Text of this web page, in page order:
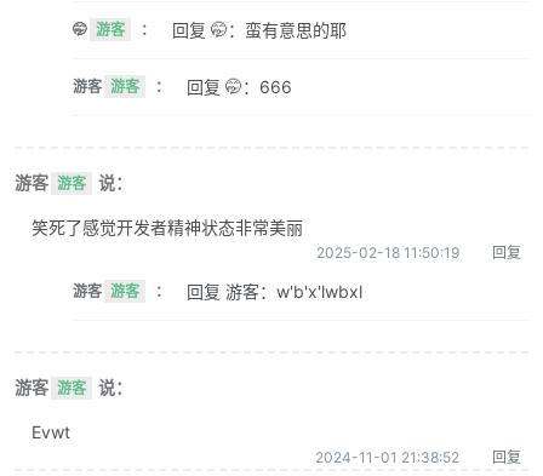
🤭 游客 ： 回复 🤭：蛮有意思的耶
游客 游客 ： 回复 🤭：666
游客 游客 说：
笑死了感觉开发者精神状态非常美丽
2025-02-18 11:50:19 回复
游客 游客 ： 回复 游客：w'b'x'lwbxl
游客 游客 说：
Evwt
2024-11-01 21:38:52 回复